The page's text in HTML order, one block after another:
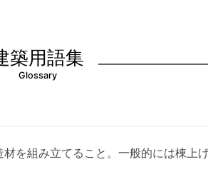
築用語集
Glossary
を組み立てること。一般的には棟上